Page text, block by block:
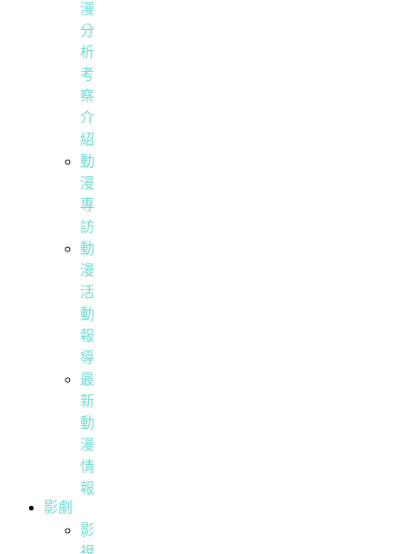
漫
分
析
考
察
介
紹
動
漫
專
訪
動
漫
活
動
報
導
最
新
動
漫
情
報
影劇
影